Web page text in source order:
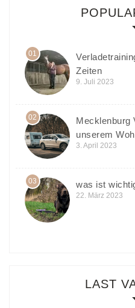
01
Zeiten
9. Juli 2023
02
Mecklenburg
unserem
3. April 2023
03 was ist
22. März 2023
LAST